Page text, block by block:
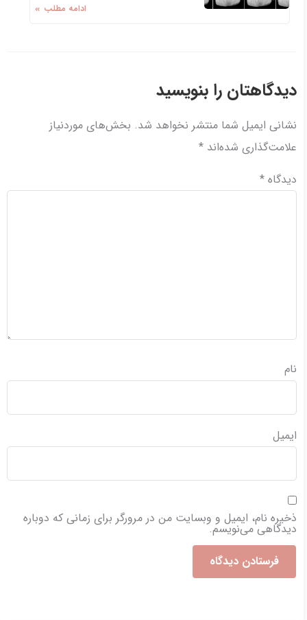
ادامه مطلب
دیدگاهتان را بنویسید
نشانی ایمیل شما منتشر نخواهد شد. بخش‌های موردنیاز
علامت‌گذاری شده‌اند *
دیدگاه *
نام
ایمیل
ذخیره نام، ایمیل و وبسایت من در مرورگر برای زمانی که دوباره
دیدگاهی می‌نویسم.